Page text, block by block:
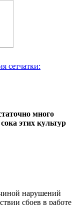
сетчатки:
много
этих культур
нарушений
сбоев в работе